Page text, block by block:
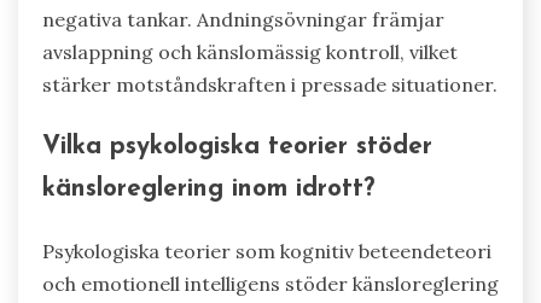
negativa tankar. Andningsövningar främjar
avslappning och känslomässig kontroll, vilket
stärker motståndskraften i pressade situationer.
Vilka psykologiska teorier stöder
känsloreglering inom idrott?
Psykologiska teorier som kognitiv beteendeteori
och emotionell intelligens stöder känsloreglering